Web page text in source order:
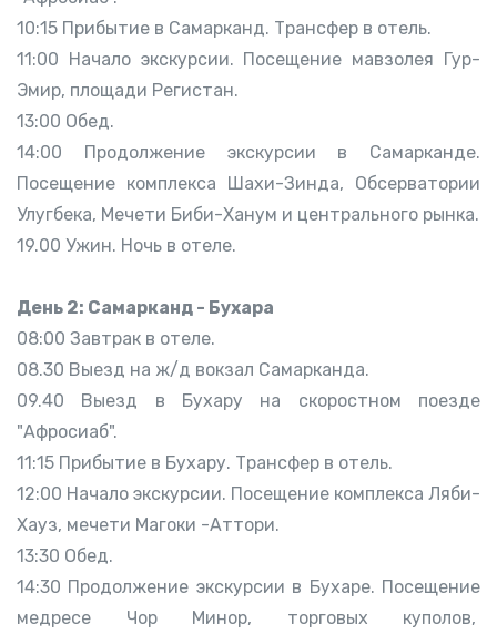
10:15 Прибытие в Самарканд. Трансфер в отель.
11:00 Начало экскурсии. Посещение мавзолея Гур-
Эмир, площади Регистан.
13:00 Обед.
14:00 Продолжение экскурсии в Самарканде.
Посещение комплекса Шахи-Зинда, Обсерватории
Улугбека, Мечети Биби-Ханум и центрального рынка.
19.00 Ужин. Ночь в отеле.
День 2: Самарканд - Бухара
08:00 Завтрак в отеле.
08.30 Выезд на ж/д вокзал Самарканда.
09.40 Выезд в Бухару на скоростном поезде
"Афросиаб".
11:15 Прибытие в Бухару. Трансфер в отель.
12:00 Начало экскурсии. Посещение комплекса Ляби-
Хауз, мечети Магоки -Аттори.
13:30 Обед.
14:30 Продолжение экскурсии в Бухаре. Посещение
медресе Чор Минор, торговых куполов,